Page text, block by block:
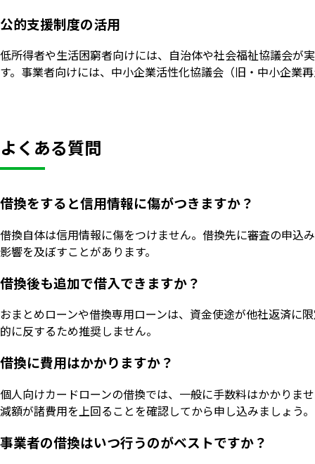
公的支援制度の活用
低所得者や生活困窮者向けには、自治体や社会福祉協議会が
す。事業者向けには、中小企業活性化協議会（旧・中小企業
よくある質問
借換をすると信用情報に傷がつきますか？
借換自体は信用情報に傷をつけません。借換先に審査の申込
影響を及ぼすことがあります。
借換後も追加で借入できますか？
おまとめローンや借換専用ローンは、資金使途が他社返済に
的に反するため推奨しません。
借換に費用はかかりますか？
個人向けカードローンの借換では、一般に手数料はかかりま
減額が諸費用を上回ることを確認してから申し込みましょう。
事業者の借換はいつ行うのがベストですか？